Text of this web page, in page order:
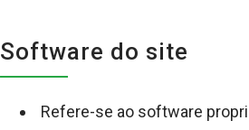
Software do site
Refere-se ao software